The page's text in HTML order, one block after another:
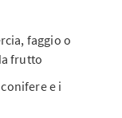
faggio o
frutto
e i